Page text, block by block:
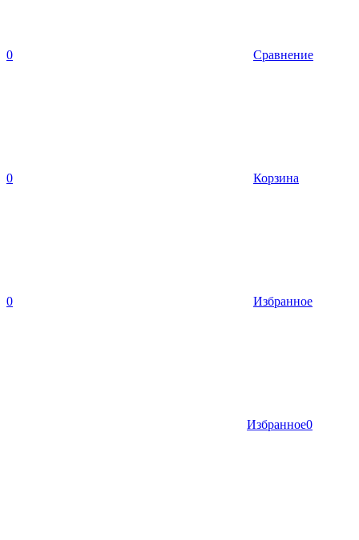
0 Сравнение
0 Корзина
0 Избранное
Избранное0